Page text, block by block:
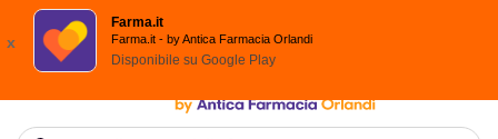
Spedizione
x
Farma.it
Farma.it - by Antica Farmacia Orlandi
Disponibile su Google Play
Salta al contenuto